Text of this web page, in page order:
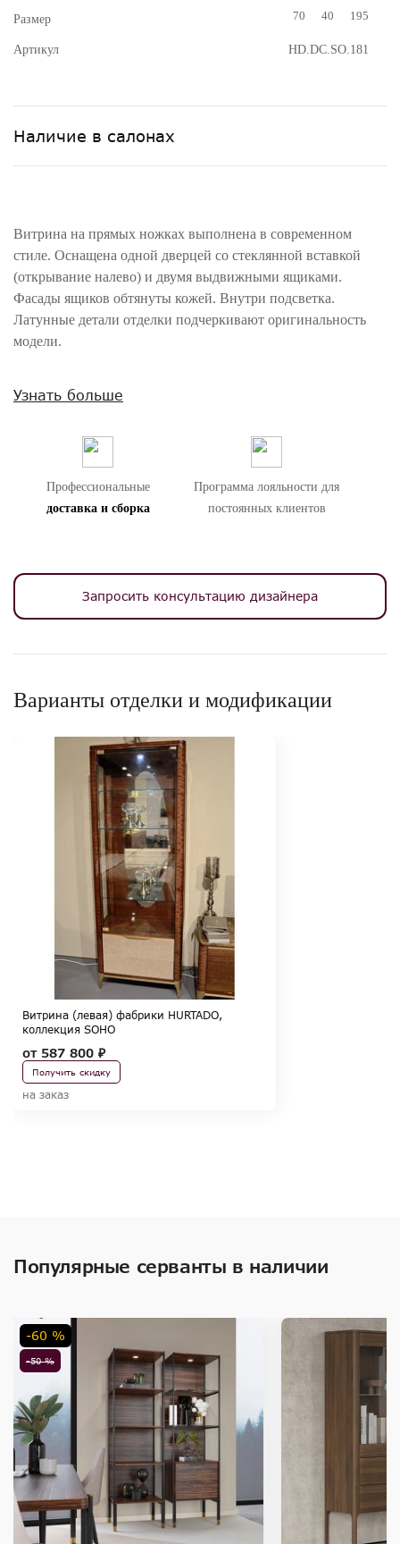
Размер 70 40 195
Артикул HD.DC.SO.181
Наличие в салонах
Витрина на прямых ножках выполнена в современном
стиле. Оснащена одной дверцей со стеклянной вставкой
(открывание налево) и двумя выдвижными ящиками.
Фасады ящиков обтянуты кожей. Внутри подсветка.
Латунные детали отделки подчеркивают оригинальность
модели.
особенностей цветопередачи различных мониторов.
Узнать больше
Профессиональные
доставка и сборка
Программа лояльности для
постоянных клиентов
Запросить консультацию дизайнера
Варианты отделки и модификации
Витрина (левая) фабрики HURTADO,
коллекция SOHO
от587 800 ₽
Получить скидку
на заказ
Популярные серванты в наличии
-50 %
-60 %